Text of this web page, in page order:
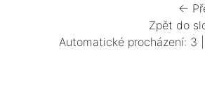
←
Zpět do
Automatické procházení: 3